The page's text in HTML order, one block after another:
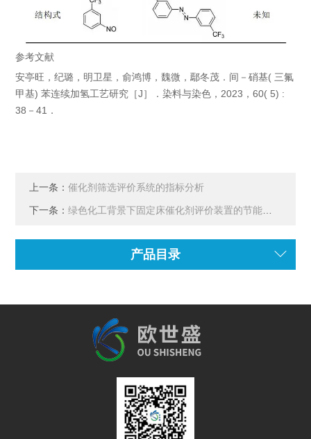
参考文献
安亭旺，纪璐，明卫星，俞鸿博，魏微，鄢冬茂．间－硝基( 三氟
甲基) 苯连续加氢工艺研究［J］．染料与染色，2023，60( 5) :
38－41．
上一条：催化剂筛选评价系统的指标分析
下一条：绿色化工背景下固定床催化剂评价装置的节能与安全设计
产品目录